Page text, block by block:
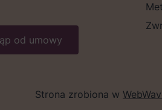
od umowy
Strona zrobiona w